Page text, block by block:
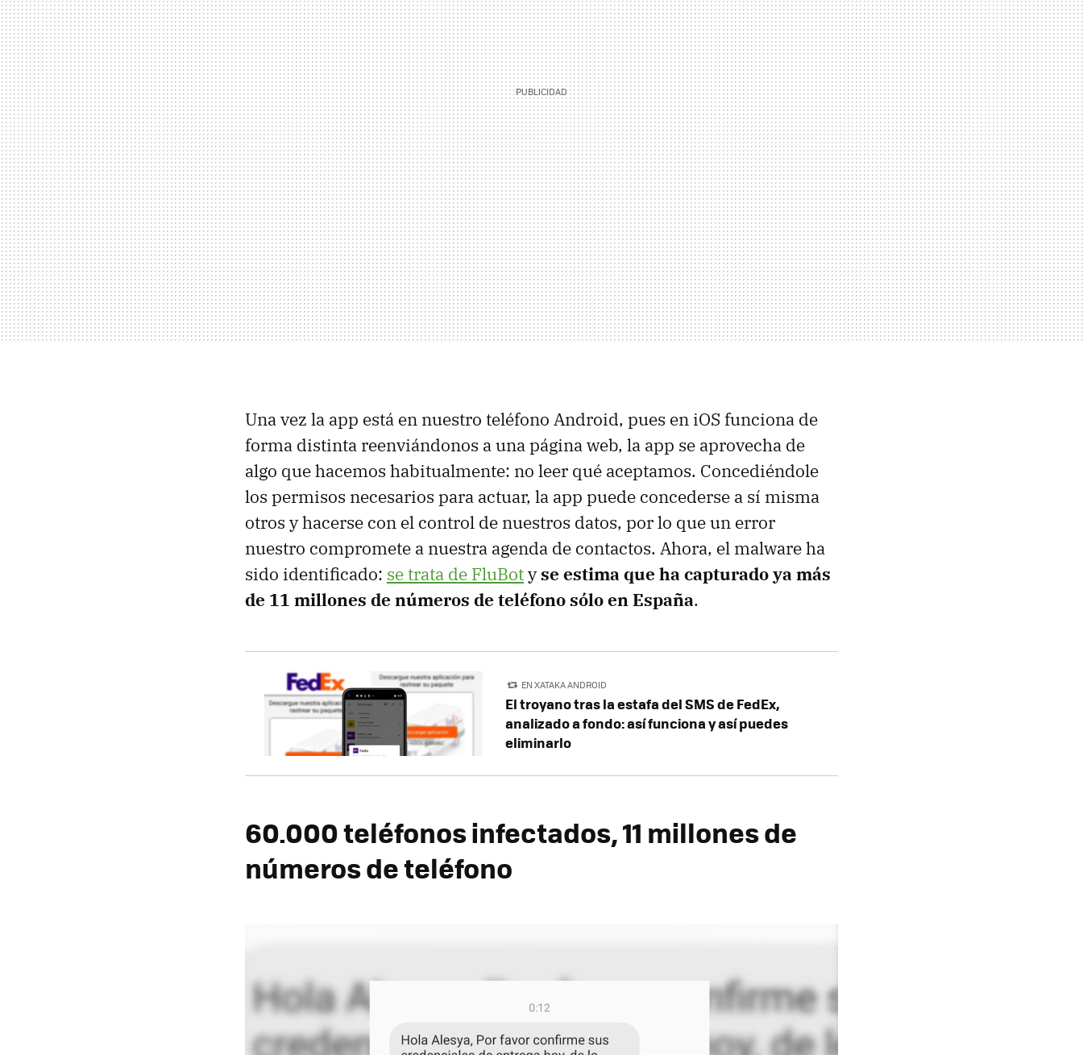
Una vez la app está en nuestro teléfono Android, pues en iOS funciona de
forma distinta reenviándonos a una página web, la app se aprovecha de
algo que hacemos habitualmente: no leer qué aceptamos. Concediéndole
los permisos necesarios para actuar, la app puede concederse a sí misma
otros y hacerse con el control de nuestros datos, por lo que un error
nuestro compromete a nuestra agenda de contactos. Ahora, el malware ha
sido identificado: se trata de FluBotyse estima que ha capturado ya más
de 11 millones de números de teléfono sólo en España.
EN XATAKA ANDROID
El troyano tras la estafa del SMS de FedEx,
analizado a fondo: así funciona y así puedes
eliminarlo
60.000 teléfonos infectados, 11 millones de
números de teléfono